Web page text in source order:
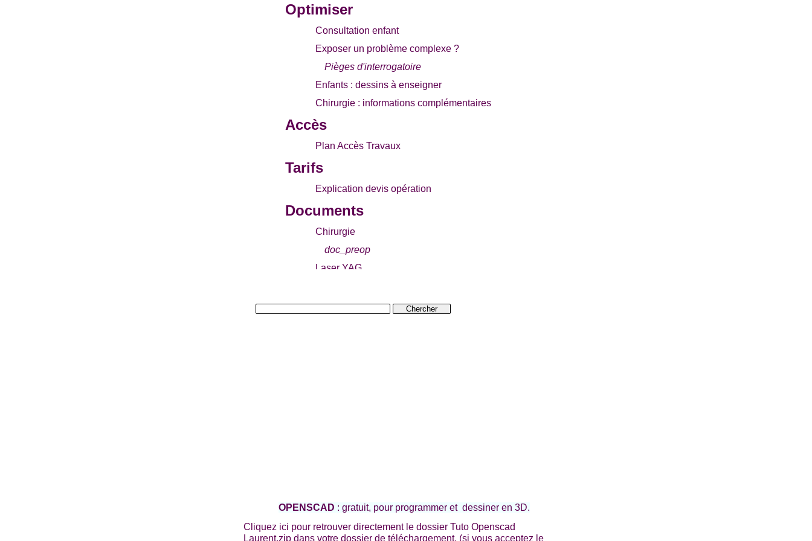
Optimiser
Consultation enfant
Exposer un problème complexe ?
Pièges d'interrogatoire
Enfants : dessins à enseigner
Chirurgie : informations complémentaires
Accès
Plan Accès Travaux
Tarifs
Explication devis opération
Documents
Chirurgie
doc_preop
Laser YAG
Liens-Contacts
OPENSCAD : gratuit, pour programmer et dessiner en 3D.
Cliquez ici pour retrouver directement le dossier Tuto Openscad
Laurent.zip dans votre dossier de téléchargement. (si vous acceptez le